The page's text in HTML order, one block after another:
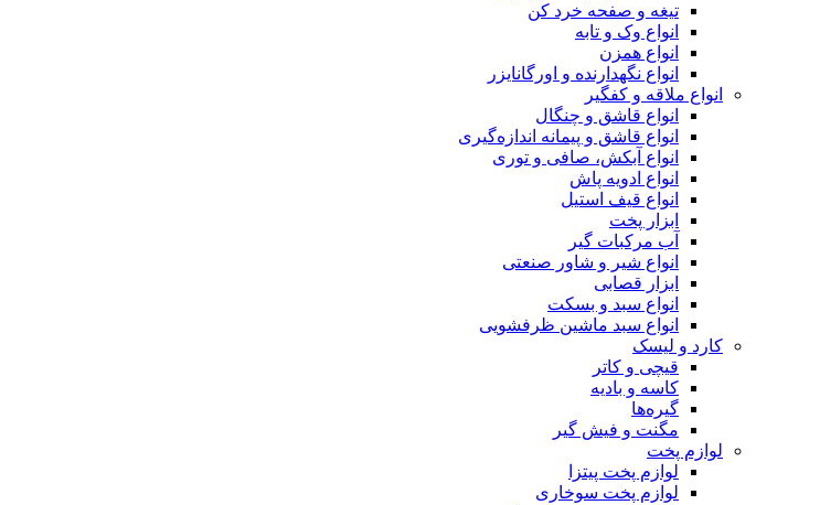
تیغه و صفحه خرد کن
انواع وک و تابه
انواع همزن
انواع نگهدارنده و اورگانایزر
انواع ملاقه و کفگیر
انواع قاشق و چنگال
انواع قاشق و پیمانه اندازه‌گیری
انواع آبکش، صافی و توری
انواع ادویه پاش
انواع قیف استیل
ابزار پخت
آب مرکبات گیر
انواع شیر و شاور صنعتی
ابزار قصابی
انواع سبد و بسکت
انواع سبد ماشین ظرفشویی
کارد و لیسک
قیچی و کاتر
کاسه و بادیه
گیره‌ها
مگنت و فیش گیر
لوازم پخت
لوازم پخت پیتزا
لوازم پخت سوخاری